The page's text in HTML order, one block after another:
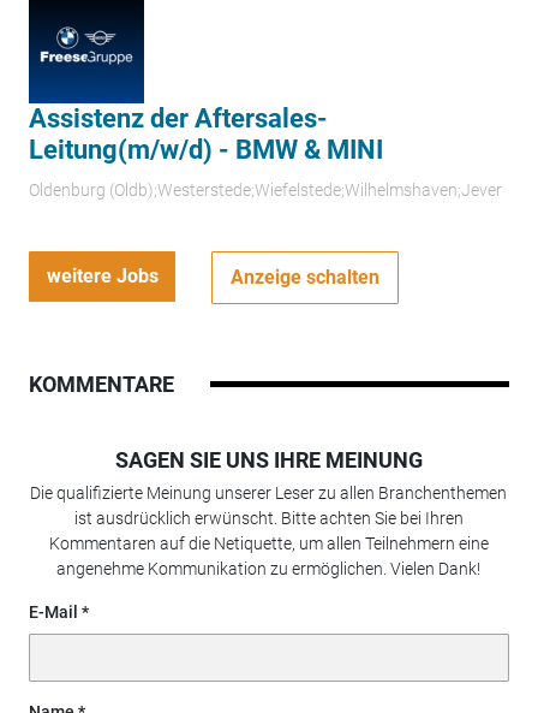
Assistenz der Aftersales-
Leitung(m/w/d) - BMW & MINI
Oldenburg (Oldb);Westerstede;Wiefelstede;Wilhelmshaven;Jever
weitere Jobs Anzeige schalten
KOMMENTARE
SAGEN SIE UNS IHRE MEINUNG
Die qualifizierte Meinung unserer Leser zu allen Branchenthemen
ist ausdrücklich erwünscht. Bitte achten Sie bei Ihren
Kommentaren auf die Netiquette, um allen Teilnehmern eine
angenehme Kommunikation zu ermöglichen. Vielen Dank!
E-Mail